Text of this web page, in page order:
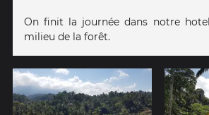
On finit la journée dans notre
milieu de la forêt.